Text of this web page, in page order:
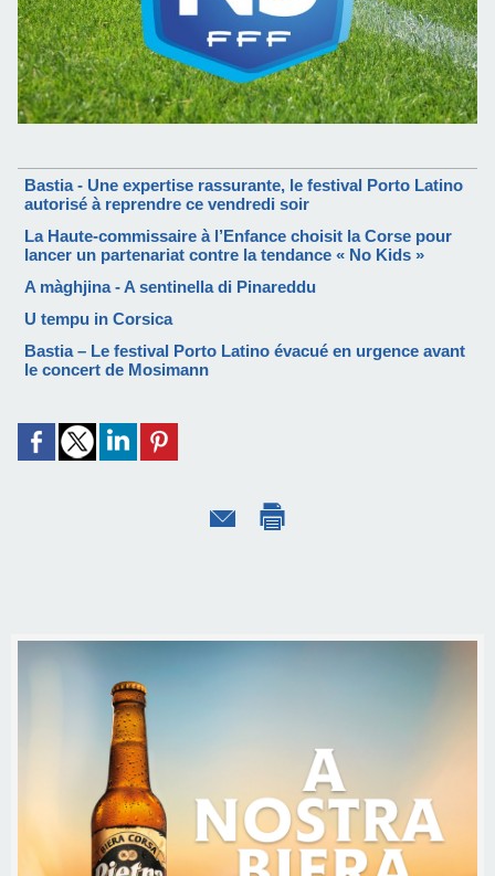
Bastia - Une expertise rassurante, le festival Porto Latino
autorisé à reprendre ce vendredi soir
La Haute-commissaire à l’Enfance choisit la Corse pour
lancer un partenariat contre la tendance « No Kids »
A màghjina - A sentinella di Pinareddu
U tempu in Corsica
Bastia – Le festival Porto Latino évacué en urgence avant
le concert de Mosimann